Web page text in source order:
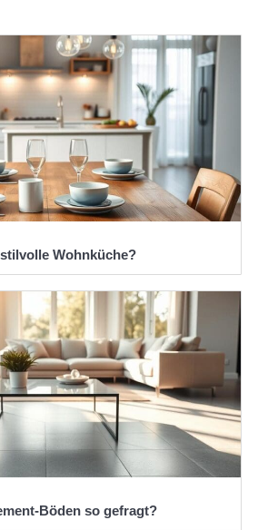
Wohnküche?
Böden so gefragt?